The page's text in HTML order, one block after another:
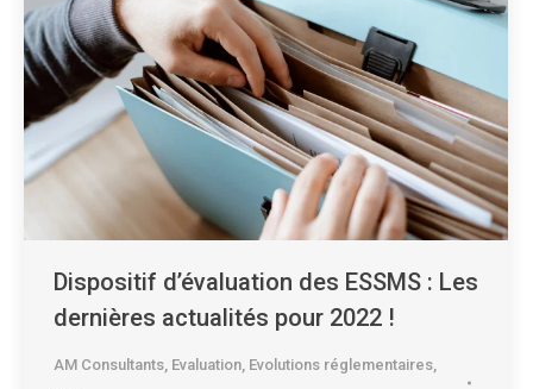
Dispositif d’évaluation des ESSMS : Les
dernières actualités pour 2022 !
AM Consultants Evaluation Evolutions réglementaires